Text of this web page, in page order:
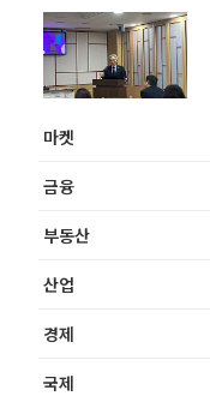
마켓
금융
부동산
산업
경제
국제